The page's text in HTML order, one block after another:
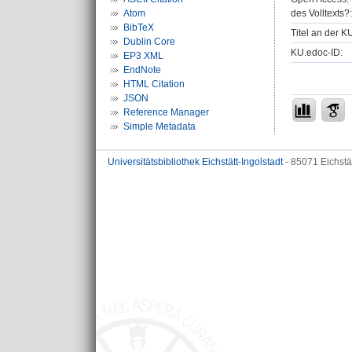
Atom
BibTeX
Dublin Core
EP3 XML
EndNote
HTML Citation
JSON
Reference Manager
Simple Metadata
des Volltexts?:
Titel an der
KU.edoc-ID:
Universitätsbibliothek Eichstätt-Ingolstadt- 85071